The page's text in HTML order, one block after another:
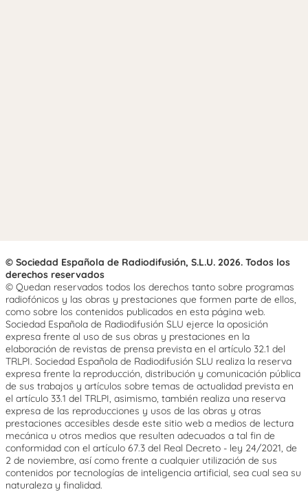
© Sociedad Española de Radiodifusión, S.L.U. 2026. Todos los
derechos reservados
© Quedan reservados todos los derechos tanto sobre programas
radiofónicos y las obras y prestaciones que formen parte de ellos,
como sobre los contenidos publicados en esta página web.
Sociedad Española de Radiodifusión SLU ejerce la oposición
expresa frente al uso de sus obras y prestaciones en la
elaboración de revistas de prensa prevista en el artículo 32.1 del
TRLPI. Sociedad Española de Radiodifusión SLU realiza la reserva
expresa frente la reproducción, distribución y comunicación pública
de sus trabajos y artículos sobre temas de actualidad prevista en
el artículo 33.1 del TRLPI, asimismo, también realiza una reserva
expresa de las reproducciones y usos de las obras y otras
prestaciones accesibles desde este sitio web a medios de lectura
mecánica u otros medios que resulten adecuados a tal fin de
conformidad con el artículo 67.3 del Real Decreto - ley 24/2021, de
2 de noviembre, así como frente a cualquier utilización de sus
contenidos por tecnologías de inteligencia artificial, sea cual sea su
naturaleza y finalidad.